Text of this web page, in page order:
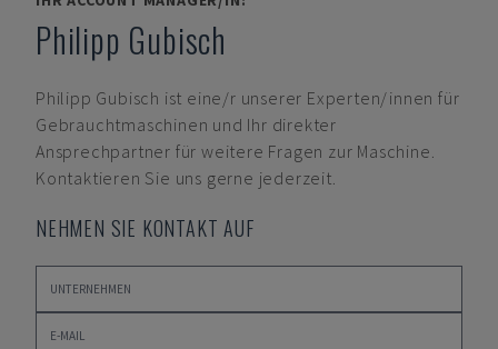
Philipp Gubisch
Philipp Gubisch ist eine/r unserer Experten/innen für
Gebrauchtmaschinen und Ihr direkter
Ansprechpartner für weitere Fragen zur Maschine.
Kontaktieren Sie uns gerne jederzeit.
NEHMEN SIE KONTAKT AUF